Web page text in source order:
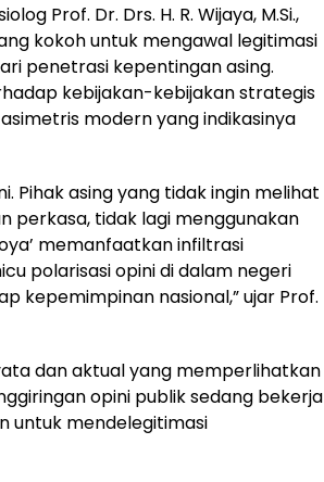
Prof. Dr. Drs. H. R. Wijaya, M.Si.,
kokoh untuk mengawal legitimasi
penetrasi kepentingan asing.
kebijakan-kebijakan strategis
modern yang indikasinya
Pihak asing yang tidak ingin melihat
perkasa, tidak lagi menggunakan
memanfaatkan infiltrasi
polarisasi opini di dalam negeri
kepemimpinan nasional,” ujar Prof.
dan aktual yang memperlihatkan
opini publik sedang bekerja
untuk mendelegitimasi